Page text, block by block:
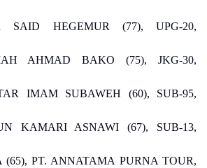
SAID HEGEMUR (77), UPG-20,
AHMAD BAKO (75), JKG-30,
IMAM SUBAWEH (60), SUB-95,
KAMARI ASNAWI (67), SUB-13,
(65), PT. ANNATAMA PURNA TOUR,